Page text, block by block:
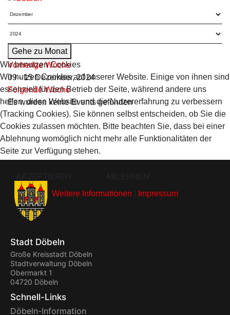
Gehe zu Monat
Vorherige Woche
09 - 15 Dezember, 2024
Folgende Woche
Es wurden keine Events gefunden
Stadt Döbeln
Große Kreisstadt Döbeln
Stadtverwaltung Döbeln
Obermarkt 1
04720 Döbeln
Schnell-Links
Döbeln-Information
Wir benutzen Cookies
Wir nutzen Cookies auf unserer Website. Einige von ihnen sind
essenziell für den Betrieb der Seite, während andere uns
helfen, diese Website und die Nutzererfahrung zu verbessern
(Tracking Cookies). Sie können selbst entscheiden, ob Sie die
Cookies zulassen möchten. Bitte beachten Sie, dass bei einer
Ablehnung womöglich nicht mehr alle Funktionalitäten der
Seite zur Verfügung stehen.
Weitere Informationen Impressum